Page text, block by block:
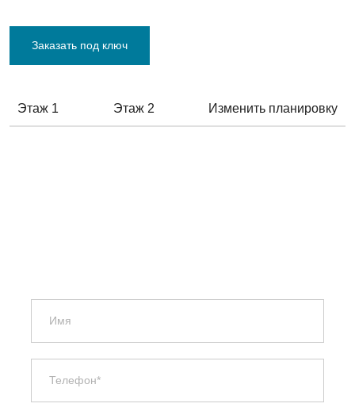
Заказать под ключ
Этаж 1 Этаж 2 Изменить планировку